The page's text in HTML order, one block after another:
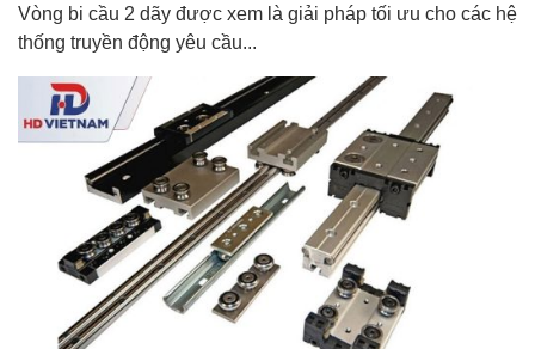
Vòng bi cầu 2 dãy được xem là giải pháp tối ưu cho các hệ
thống truyền động yêu cầu...